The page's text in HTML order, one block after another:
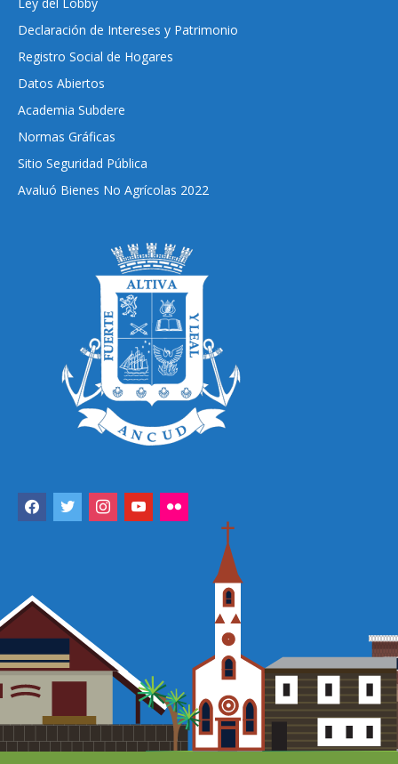
Declaración de Intereses y Patrimonio
Registro Social de Hogares
Datos Abiertos
Academia Subdere
Normas Gráficas
Sitio Seguridad Pública
Avaluó Bienes No Agrícolas 2022
facebooktwitter instagramyoutubeflickr